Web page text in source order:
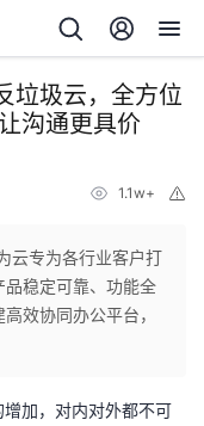
垃圾云，全方位
沟通更具价
1.1w+
云专为各行业客户打
稳定可靠、功能全
效协同办公平台，
加，对内对外都不可